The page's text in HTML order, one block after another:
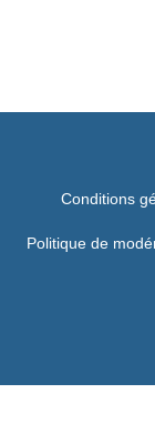
Conditions
Politique de